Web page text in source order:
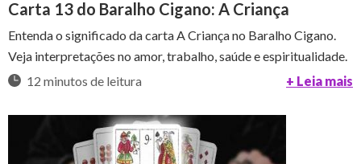
Carta 13 do Baralho Cigano: A Criança
Entenda o significado da carta A Criança no Baralho Cigano.
Veja interpretações no amor, trabalho, saúde e espiritualidade.
12 minutos de leitura
+ Leia mais